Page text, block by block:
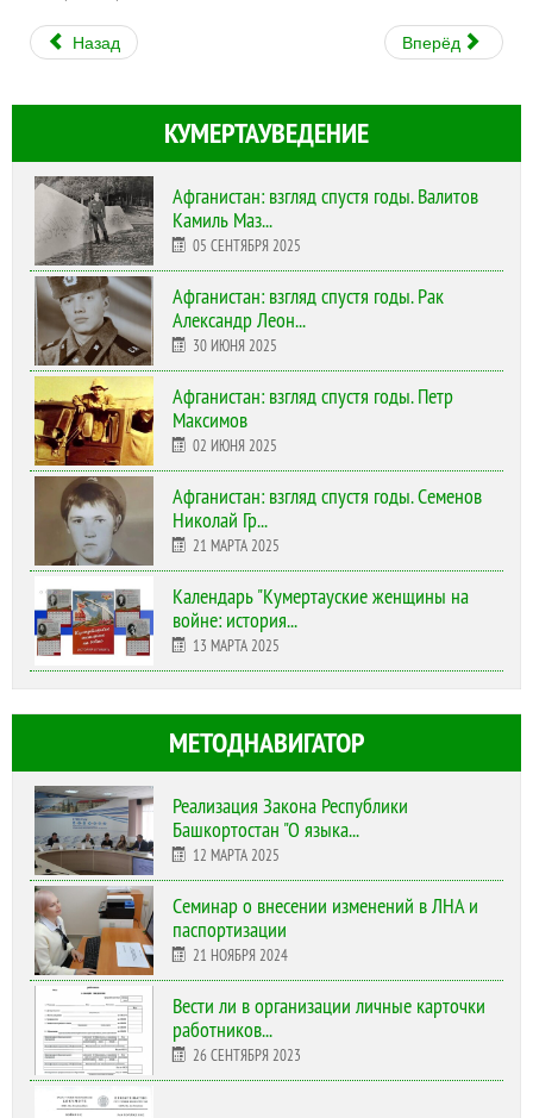
Назад Вперёд
КУМЕРТАУВЕДЕНИЕ
Афганистан: взгляд спустя годы. Валитов
Камиль Маз...
05 СЕНТЯБРЯ 2025
Афганистан: взгляд спустя годы. Рак
Александр Леон...
30 ИЮНЯ 2025
Афганистан: взгляд спустя годы. Петр
Максимов
02 ИЮНЯ 2025
Афганистан: взгляд спустя годы. Семенов
Николай Гр...
21 МАРТА 2025
Календарь "Кумертауские женщины на
войне: история...
13 МАРТА 2025
МЕТОДНАВИГАТОР
Реализация Закона Республики
Башкортостан "О языка...
12 МАРТА 2025
Cеминар о внесении изменений в ЛНА и
паспортизации
21 НОЯБРЯ 2024
Вести ли в организации личные карточки
работников...
26 СЕНТЯБРЯ 2023